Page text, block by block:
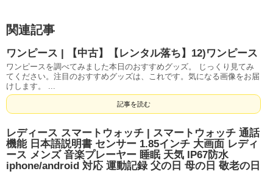
関連記事
ワンピース | 【中古】【レンタル落ち】12)ワンピース
ワンピースを調べてみました本日のおすすめグッズ。 じっくり見てみ
てください。注目のおすすめグッズは、これです。気になる画像をお届
けします。 ...
記事を読む
レディース スマートウォッチ | スマートウォッチ 通話
機能 日本語説明書 センサー 1.85インチ 大画面 レディ
ース メンズ 音楽プレーヤー 睡眠 天気 IP67防水
iphone/android 対応 運動記録 父の日 母の日 敬老の日